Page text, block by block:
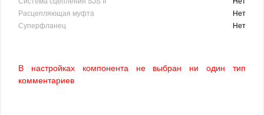
Расцепляющая муфта
Нет
Суперфланец
Нет
В настройках компонента не выбран ни один тип
комментариев